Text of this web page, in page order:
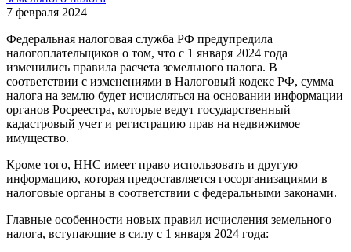
7 февраля 2024
Федеральная налоговая служба РФ предупредила
налогоплательщиков о том, что с 1 января 2024 года
изменились правила расчета земельного налога. В
соответствии с изменениями в Налоговый кодекс РФ, сумма
налога на землю будет исчисляться на основании информации
органов Росреестра, которые ведут государственный
кадастровый учет и регистрацию прав на недвижимое
имущество.
Кроме того, ННС имеет право использовать и другую
информацию, которая предоставляется госорганизациями в
налоговые органы в соответствии с федеральными законами.
Главные особенности новых правил исчисления земельного
налога, вступающие в силу с 1 января 2024 года: